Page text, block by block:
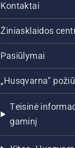
Kontaktai
Žiniasklaidos
Pasiūlymai
„Husqvarna“
Teisinė
gaminį